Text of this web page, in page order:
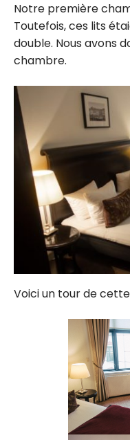
Notre première
Toutefois, ces lits
double. Nous avons
chambre.
Voici un tour de